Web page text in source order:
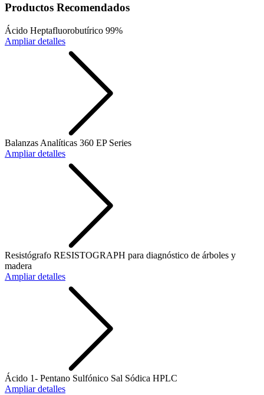
Productos Recomendados
Ácido Heptafluorobutírico 99%
Ampliar detalles
Balanzas Analíticas 360 EP Series
Ampliar detalles
Resistógrafo RESISTOGRAPH para diagnóstico de árboles y
madera
Ampliar detalles
Ácido 1- Pentano Sulfónico Sal Sódica HPLC
Ampliar detalles